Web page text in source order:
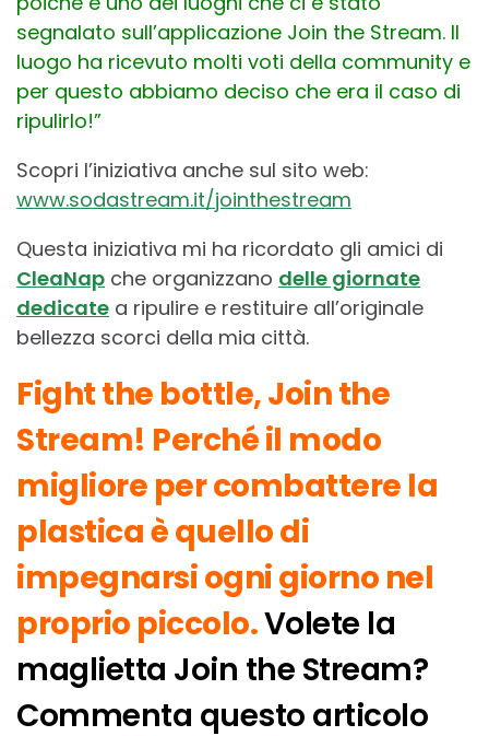
segnalato sull’applicazione Join the Stream. Il
luogo ha ricevuto molti voti della community e
per questo abbiamo deciso che era il caso di
ripulirlo!”
Scopri l’iniziativa anche sul sito web:
www.sodastream.it/jointhestream
Questa iniziativa mi ha ricordato gli amici di
CleaNap che organizzano delle giornate
dedicate a ripulire e restituire all’originale
bellezza scorci della mia città.
Fight the bottle, Join the
Stream! Perché il modo
migliore per combattere la
plastica è quello di
impegnarsi ogni giorno nel
proprio piccolo.Volete la
maglietta Join the Stream?
Commenta questo articolo